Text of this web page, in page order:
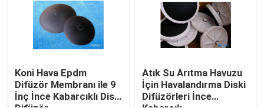
Koni Hava Epdm
Difüzör Membranı ile 9
İnç İnce Kabarcıklı Disk
Atık Su Arıtma Havuzu
İçin Havalandırma Diski
Difüzörleri İnce